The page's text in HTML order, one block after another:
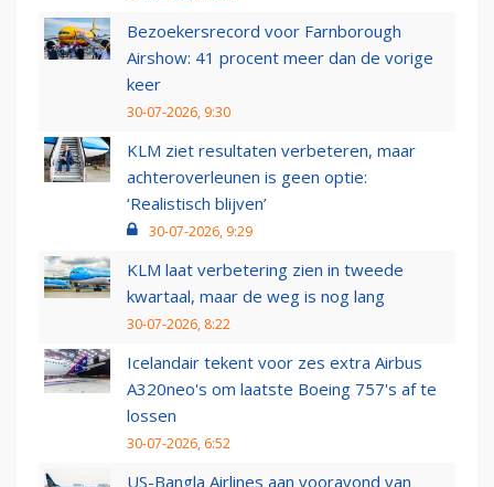
Bezoekersrecord voor Farnborough
Airshow: 41 procent meer dan de vorige
keer
30-07-2026, 9:30
KLM ziet resultaten verbeteren, maar
achteroverleunen is geen optie:
‘Realistisch blijven’
30-07-2026, 9:29
KLM laat verbetering zien in tweede
kwartaal, maar de weg is nog lang
30-07-2026, 8:22
Icelandair tekent voor zes extra Airbus
A320neo's om laatste Boeing 757's af te
lossen
30-07-2026, 6:52
US-Bangla Airlines aan vooravond van